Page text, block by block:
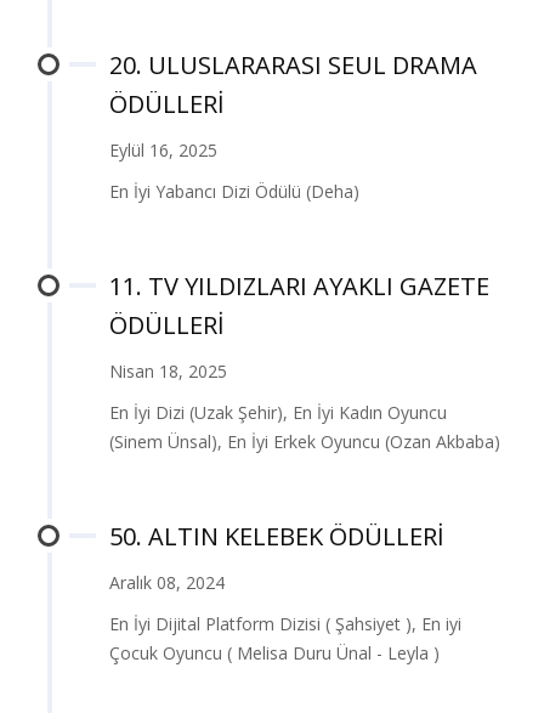
20. ULUSLARARASI SEUL DRAMA
ÖDÜLLERİ
Eylül 16, 2025
En İyi Yabancı Dizi Ödülü (Deha)
11. TV YILDIZLARI AYAKLI GAZETE
ÖDÜLLERİ
Nisan 18, 2025
En İyi Dizi (Uzak Şehir), En İyi Kadın Oyuncu
(Sinem Ünsal), En İyi Erkek Oyuncu (Ozan Akbaba)
50. ALTIN KELEBEK ÖDÜLLERİ
Aralık 08, 2024
En İyi Dijital Platform Dizisi ( Şahsiyet ), En iyi
Çocuk Oyuncu ( Melisa Duru Ünal - Leyla )